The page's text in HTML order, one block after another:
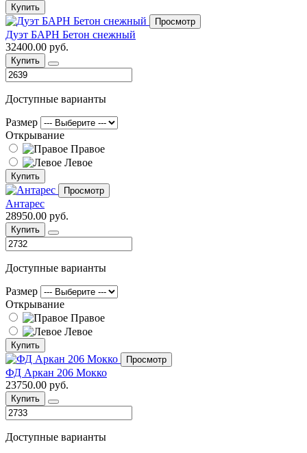
Купить
Просмотр
Дуэт БАРН Бетон снежный
32400.00 руб.
Купить
Доступные варианты
Размер
Открывание
Правое
Левое
Купить
Просмотр
Антарес
28950.00 руб.
Купить
Доступные варианты
Размер
Открывание
Правое
Левое
Купить
Просмотр
ФД Аркан 206 Мокко
23750.00 руб.
Купить
Доступные варианты